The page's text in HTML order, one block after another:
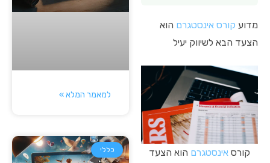
מדוע קורס אינסטגרם הוא
הצעד הבא לשיווק יעיל
קורס אינסטגרם הוא הצעד
למאמר המלא »
כללי